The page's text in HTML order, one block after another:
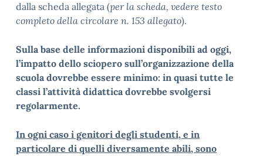
dalla scheda allegata (per la scheda, vedere testo
completo della circolare n. 153 allegato).
Sulla base delle informazioni disponibili ad oggi,
l’impatto dello sciopero sull’organizzazione della
scuola dovrebbe essere minimo: in quasi tutte le
classi l’attività didattica dovrebbe svolgersi
regolarmente.
In ogni caso i genitori degli studenti, e in
particolare di quelli diversamente abili, sono